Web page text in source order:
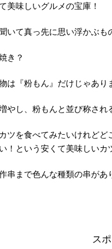
美味しいグルメの宝庫！
いて真っ先に思い浮かぶも
き？
は『粉もん』だけじゃあり
やし、粉もんと並び称され
ツを食べてみたいけれど
！という安くて美味しいカ
串まで色んな種類の串が
ス